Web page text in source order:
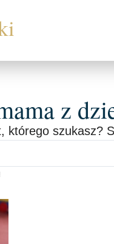
z
którego szukasz?